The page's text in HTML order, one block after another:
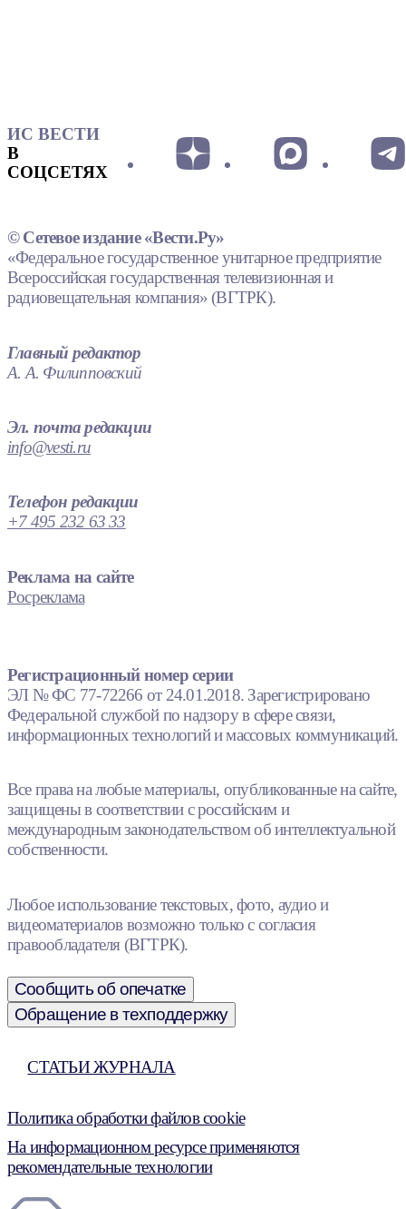
ИС ВЕСТИ
В
СОЦСЕТЯХ
© Сетевое издание «Вести.Ру»
«Федеральное государственное унитарное предприятие
Всероссийская государственная телевизионная и
радиовещательная компания» (ВГТРК).
Главный редактор
А. А. Филипповский
Эл. почта редакции
info@vesti.ru
Телефон редакции
+7 495 232 63 33
Реклама на сайте
Росреклама
Регистрационный номер серии
ЭЛ № ФС 77-72266 от 24.01.2018. Зарегистрировано
Федеральной службой по надзору в сфере связи,
информационных технологий и массовых коммуникаций.
Все права на любые материалы, опубликованные на сайте,
защищены в соответствии с российским и
международным законодательством об интеллектуальной
собственности.
Любое использование текстовых, фото, аудио и
видеоматериалов возможно только с согласия
правообладателя (ВГТРК).
Сообщить об опечатке
Обращение в техподдержку
СТАТЬИ ЖУРНАЛА
Политика обработки файлов cookie
На информационном ресурсе применяются
рекомендательные технологии